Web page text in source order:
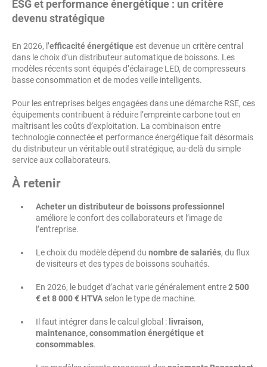
ESG et performance énergétique : un critère
devenu stratégique
En 2026, l’efficacité énergétiqueest devenue un critère central
dans le choix d’un distributeur automatique de boissons. Les
modèles récents sont équipés d’éclairage LED, de compresseurs
basse consommation et de modes veille intelligents.
Pour les entreprises belges engagées dans une démarche RSE, ces
équipements contribuent à réduire l’empreinte carbone tout en
maîtrisant les coûts d’exploitation. La combinaison entre
technologie connectée et performance énergétique fait désormais
du distributeur un véritable outil stratégique, au-delà du simple
service aux collaborateurs.
À retenir
Acheter un distributeur de boissons professionnel
améliore le confort des collaborateurs et l’image de
l’entreprise.
Le choix du modèle dépend du nombre de salariés, du flux
de visiteurs et des types de boissons souhaités.
En 2026, le budget d’achat varie généralement entre2 500
€ et 8 000 € HTVA selon le type de machine.
Il faut intégrer dans le calcul global : livraison,
maintenance, consommation énergétique et
consommables.